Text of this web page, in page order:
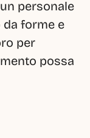
personale
da forme e
per
possa